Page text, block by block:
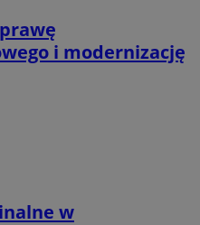
i modernizację
w